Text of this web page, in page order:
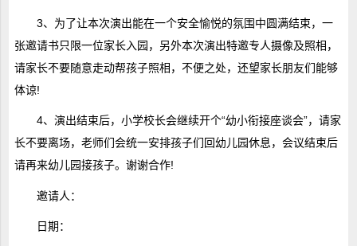
3、为了让本次演出能在一个安全愉悦的氛围中圆满结束，一
张邀请书只限一位家长入园，另外本次演出特邀专人摄像及照相，
请家长不要随意走动帮孩子照相，不便之处，还望家长朋友们能够
体谅!
4、演出结束后，小学校长会继续开个“幼小衔接座谈会”，请家
长不要离场，老师们会统一安排孩子们回幼儿园休息，会议结束后
请再来幼儿园接孩子。谢谢合作!
邀请人：
日期：